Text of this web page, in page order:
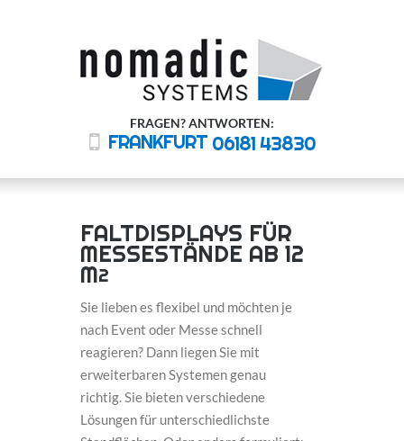
FRAGEN? ANTWORTEN:
FRANKFURT06181 43830
FALTDISPLAYS FÜR
MESSESTÄNDE AB 12
M2
Sie lieben es flexibel und möchten je
nach Event oder Messe schnell
reagieren? Dann liegen Sie mit
erweiterbaren Systemen genau
richtig. Sie bieten verschiedene
Lösungen für unterschiedlichste